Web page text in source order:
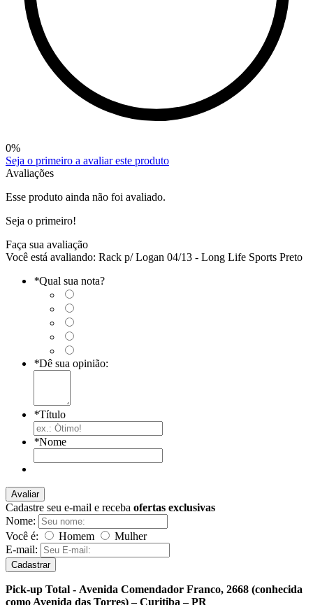
0%
Seja o primeiro a avaliar este produto
Avaliações
Esse produto ainda não foi avaliado.
Seja o primeiro!
Faça sua avaliação
Você está avaliando: Rack p/ Logan 04/13 - Long Life Sports Preto
*Qual sua nota?
*Dê sua opinião:
*Título
*Nome
Avaliar
Cadastre seu e-mail e receba ofertas exclusivas
Nome:
Você é:
Homem
Mulher
E-mail:
Cadastrar
Pick-up Total - Avenida Comendador Franco, 2668 (conhecida
como Avenida das Torres) – Curitiba – PR